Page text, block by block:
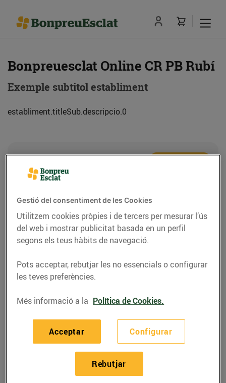
Bonpreuesclat Online CR PB Rubí
Exemple subtitol establiment
establiment.titleSub.descripcio.0
Adreça Com anar-hi
Ctra. de Molins de Rei, 75 (08191) Rubí
Telèfon
938278237
Rubí
07/08/2026 09:00-21:30
Dissabte
Gestió del consentiment de les Cookies
Utilitzem cookies pròpies i de tercers per mesurar l’ús
del web i mostrar publicitat basada en un perfil
segons els teus hàbits de navegació.
Pots acceptar, rebutjar les no essencials o configurar
les teves preferències.
Més informació a la Política de Cookies.
Configurar
Rebutjar
Acceptar